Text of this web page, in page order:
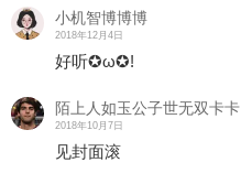
小机智博博博
2018年12月4日
好听✪ω✪!
陌上人如玉公子世无双卡卡
2018年10月7日
见封面滚